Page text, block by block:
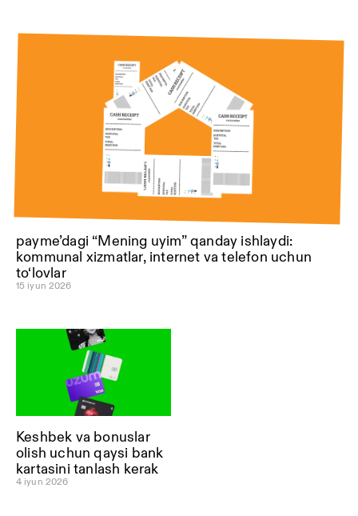
payme’dagi “Mening uyim” qanday ishlaydi:
kommunal xizmatlar, internet va telefon uchun
to‘lovlar
15 iyun 2026
Keshbek va bonuslar
olish uchun qaysi bank
kartasini tanlash kerak
4 iyun 2026